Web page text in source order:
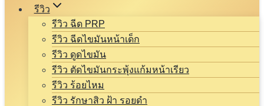
รีวิว
รีวิว ฉีด PRP
รีวิว ฉีดไขมันหน้าเด็ก
รีวิว ดูดไขมัน
รีวิว ตัดไขมันกระพุ้งแก้มหน้าเรียว
รีวิว ร้อยไหม
รีวิว รักษาสิว ฝ้า รอยดำ